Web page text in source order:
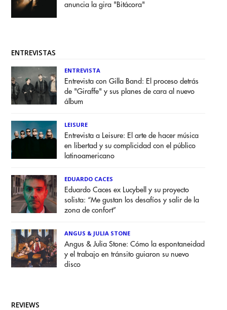
anuncia la gira "Bitácora"
ENTREVISTAS
ENTREVISTA
Entrevista con Gilla Band: El proceso detrás
de "Giraffe" y sus planes de cara al nuevo
álbum
LEISURE
Entrevista a Leisure: El arte de hacer música
en libertad y su complicidad con el público
latinoamericano
EDUARDO CACES
Eduardo Caces ex Lucybell y su proyecto
solista: “Me gustan los desafíos y salir de la
zona de confort”
ANGUS & JULIA STONE
Angus & Julia Stone: Cómo la espontaneidad
y el trabajo en tránsito guiaron su nuevo
disco
REVIEWS